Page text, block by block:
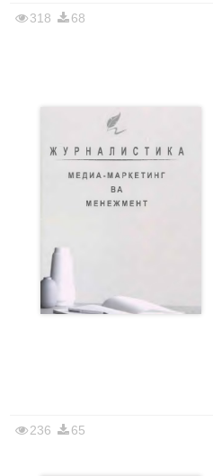
318 68
236 65